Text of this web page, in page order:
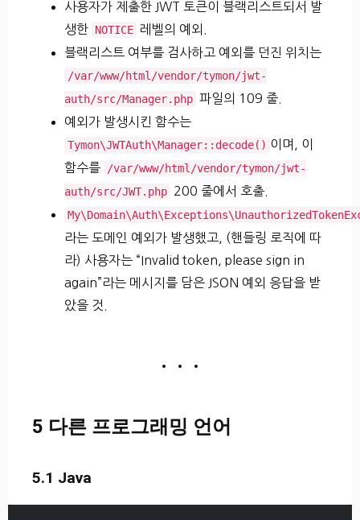
사용자가 제출한 JWT 토큰이 블랙리스트되서 발
생한 NOTICE 레벨의 예외.
블랙리스트 여부를 검사하고 예외를 던진 위치는
/var/www/html/vendor/tymon/jwt-
auth/src/Manager.php 파일의 109 줄.
예외가 발생시킨 함수는
Tymon\JWTAuth\Manager::decode() 이며, 이
함수를
/var/www/html/vendor/tymon/jwt-
auth/src/JWT.php 200 줄에서 호출.
라는 도메인 예외가 발생했고, (핸들링 로직에 따
라) 사용자는 “Invalid token, please sign in
again”라는 메시지를 담은 JSON 예외 응답을 받
았을 것.
• • •
5 다른 프로그래밍 언어
5.1 Java